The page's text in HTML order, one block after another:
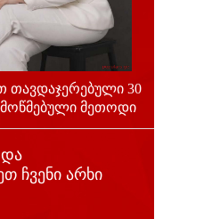
30
მეთოდი
და
ჩვენი არხი